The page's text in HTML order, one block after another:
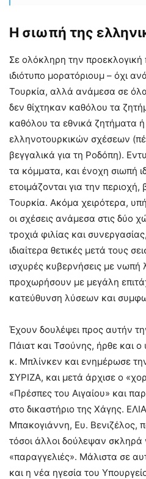
Η σιωπή της
Σε ολόκληρη την προεκλογική
ιδιότυπο μορατόριουμ – όχι
Τουρκία, αλλά ανάμεσα σε
δεν θίχτηκαν καθόλου τα
καθόλου τα εθνικά ζητήματα
ελληνοτουρκικών σχέσεων
βεγγαλικά για τη Ροδόπη).
τα κόμματα, και ένοχη σιωπή
ετοιμάζονται για την
Τουρκία. Ακόμα χειρότερα,
οι σχέσεις ανάμεσα στις δύο
τροχιά φιλίας και
ιδιαίτερα θετικές μετά τους
ισχυρές κυβερνήσεις με
προχωρήσουν με μεγάλη
κατεύθυνση λύσεων και
Έχουν δουλέψει προς αυτήν
Πάιατ και Τσούνης, ήρθε και
κ. Μπλίνκεν και ενημέρωσε
ΣΥΡΙΖΑ, και μετά άρχισε ο
«Πρέσπες του Αιγαίου» και
στο δικαστήριο της Χάγης.
Μπακογιάννη, Ευ. Βενιζέλος,
τόσοι άλλοι δούλεψαν
«παραγγελιές». Μάλιστα σε
και η νέα ηγεσία του